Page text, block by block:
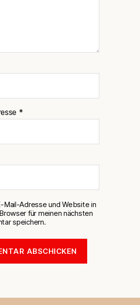
*
Mail-Adresse und Website in
für meinen nächsten
speichern.